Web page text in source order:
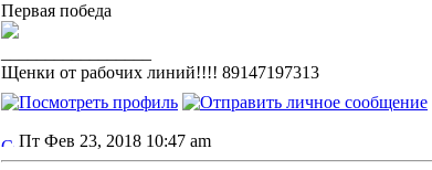
Первая победа
Щенки от рабочих линий!!!! 89147197313
Пт Фев 23, 2018 10:47 am